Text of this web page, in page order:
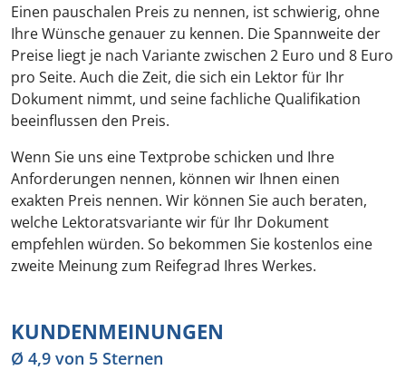
Einen pauschalen Preis zu nennen, ist schwierig, ohne
Ihre Wünsche genauer zu kennen. Die Spannweite der
Preise liegt je nach Variante zwischen 2 Euro und 8 Euro
pro Seite. Auch die Zeit, die sich ein Lektor für Ihr
Dokument nimmt, und seine fachliche Qualifikation
beeinflussen den Preis.
Wenn Sie uns eine Textprobe schicken und Ihre
Anforderungen nennen, können wir Ihnen einen
exakten Preis nennen. Wir können Sie auch beraten,
welche Lektoratsvariante wir für Ihr Dokument
empfehlen würden. So bekommen Sie kostenlos eine
zweite Meinung zum Reifegrad Ihres Werkes.
KUNDENMEINUNGEN
Ø 4,9 von 5 Sternen